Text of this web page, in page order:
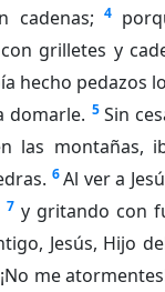
cadenas; 4
grilletes y
hecho pedazos
domarle. 5 Sin
las montañas,
6 Al ver a
7 y gritando con
Jesús, Hijo
me